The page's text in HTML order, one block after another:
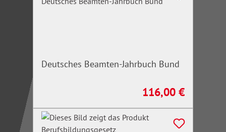
Deutsches Beamten-Jahrbuch Bund
Regulärer Preis:
116,00 €